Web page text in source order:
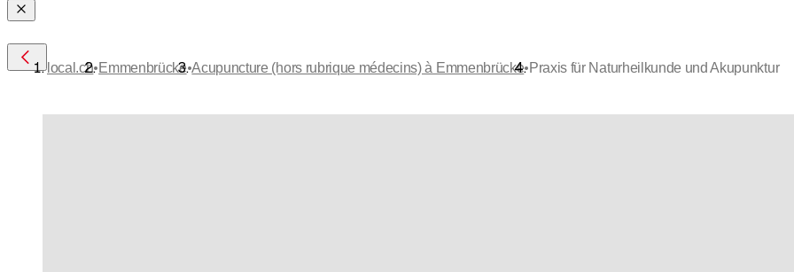
local.ch•Emmenbrücke•Acupuncture (hors rubrique médecins) à Emmenbrücke•Praxis für Naturheilkunde und Akupunktur